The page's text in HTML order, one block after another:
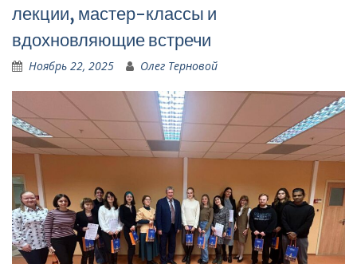
лекции, мастер-классы и
вдохновляющие встречи
Ноябрь 22, 2025 Олег Терновой